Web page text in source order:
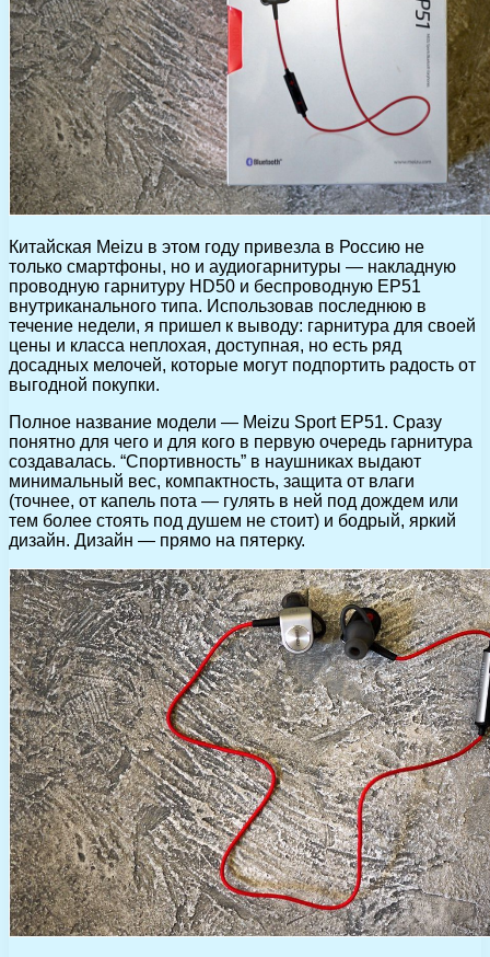
Китайская Meizu в этом году привезла в Россию не
только смартфоны, но и аудиогарнитуры — накладную
проводную гарнитуру HD50 и беспроводную EP51
внутриканального типа. Использовав последнюю в
течение недели, я пришел к выводу: гарнитура для своей
цены и класса неплохая, доступная, но есть ряд
досадных мелочей, которые могут подпортить радость от
выгодной покупки.
Полное название модели — Meizu Sport EP51. Cразу
понятно для чего и для кого в первую очередь гарнитура
создавалась. “Спортивность” в наушниках выдают
минимальный вес, компактность, защита от влаги
(точнее, от капель пота — гулять в ней под дождем или
тем более стоять под душем не стоит) и бодрый, яркий
дизайн. Дизайн — прямо на пятерку.